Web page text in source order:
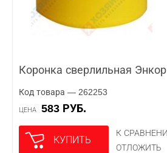
Коронка сверлильная
Код товара — 262253
ЦЕНА 583 РУБ.
КУПИТЬ
К
ОТЛОЖИТЬ